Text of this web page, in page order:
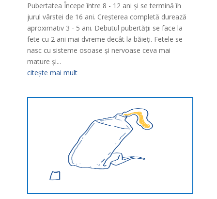
Pubertatea Începe între 8 - 12 ani şi se termină în
jurul vârstei de 16 ani. Creşterea completă durează
aproximativ 3 - 5 ani. Debutul pubertăţii se face la
fete cu 2 ani mai dvreme decât la băieţi. Fetele se
nasc cu sisteme osoase şi nervoase ceva mai
mature şi...
citește mai mult